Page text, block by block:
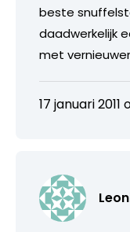
beste
daadwerkelijk
met
17 januari 2011